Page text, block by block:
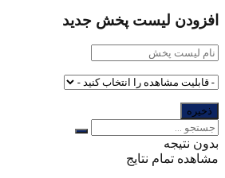
افزودن لیست پخش جدید
بدون نتیجه
مشاهده تمام نتایج